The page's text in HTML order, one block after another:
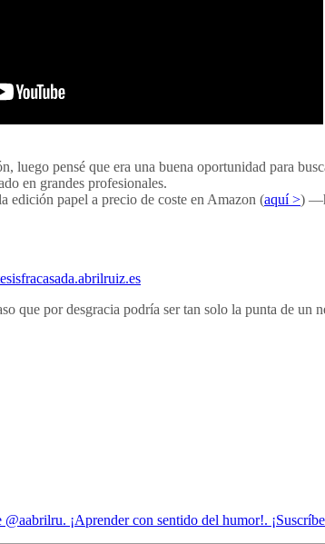
pensé que era una buena oportunidad para
en grandes profesionales.
edición papel a precio de coste en Amazon (aquí >)
que por desgracia podría ser tan solo la punta de un